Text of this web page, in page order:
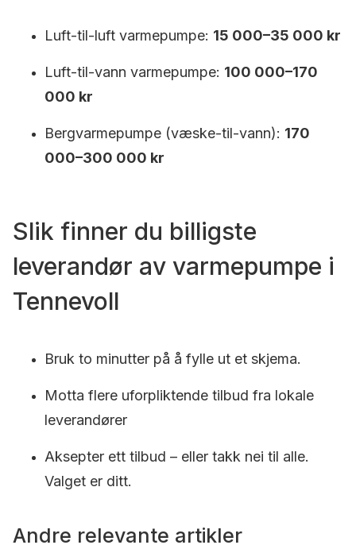
Luft-til-luft varmepumpe: 15 000–35 000 kr
Luft-til-vann varmepumpe: 100 000–170
000 kr
Bergvarmepumpe (væske-til-vann): 170
000–300 000 kr
Slik finner du billigste
leverandør av varmepumpe i
Tennevoll
Bruk to minutter på å fylle ut et skjema.
Motta flere uforpliktende tilbud fra lokale
leverandører
Aksepter ett tilbud – eller takk nei til alle.
Valget er ditt.
Andre relevante artikler